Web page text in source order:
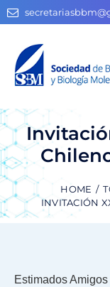
HOME
INVITACIÓN
Estimados